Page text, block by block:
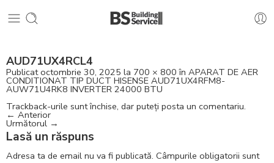
AUD71UX4RCL4
Publicatoctombrie 30, 2025 la 700 × 800 în APARAT DE AER
CONDITIONAT TIP DUCT HISENSE AUD71UX4RFM8-
AUW71U4RK8 INVERTER 24000 BTU
Trackback-urile sunt închise, dar puteți posta un comentariu.
← Anterior
Următorul →
Lasă un răspuns
Adresa ta de email nu va fi publicată. Câmpurile obligatorii sunt